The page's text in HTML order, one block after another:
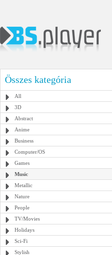
Összes kategória
All
3D
Abstract
Anime
Business
Computer/OS
Games
Music
Metallic
Nature
People
TV/Movies
Holidays
Sci-Fi
Stylish